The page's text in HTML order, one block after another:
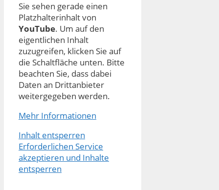
Sie sehen gerade einen
Platzhalterinhalt von
YouTube. Um auf den
eigentlichen Inhalt
zuzugreifen, klicken Sie auf
die Schaltfläche unten. Bitte
beachten Sie, dass dabei
Daten an Drittanbieter
weitergegeben werden.
Mehr Informationen
Inhalt entsperren
Erforderlichen Service
akzeptieren und Inhalte
entsperren